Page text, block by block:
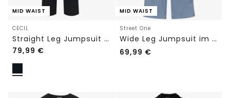
MID WAIST
CECIL
Straight Leg Jumpsuit mit Struktur
79,99 €
MID WAIST
Street One
Wide Leg Jumpsuit im Washed-Look
69,99 €